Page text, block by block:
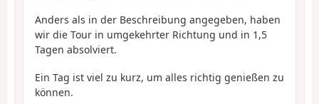
Anders als in der Beschreibung angegeben, haben
wir die Tour in umgekehrter Richtung und in 1,5
Tagen absolviert.
Ein Tag ist viel zu kurz, um alles richtig genießen zu
können.